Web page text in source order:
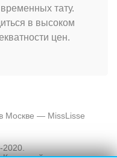
тату.
в высоком
цен.
2020.